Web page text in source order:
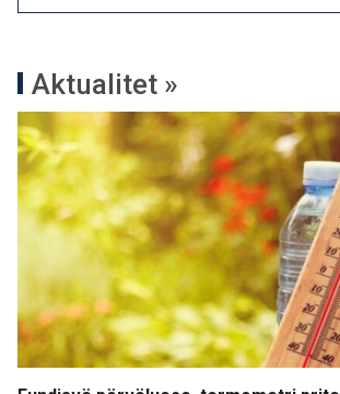
Aktualitet »